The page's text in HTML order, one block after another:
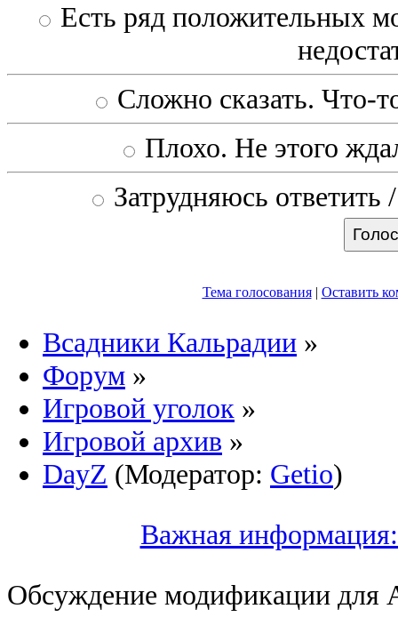
Есть ряд положительных
Сложно сказать. Что-
Плохо. Не этого
Затрудняюсь
Тема голосования| Оставить
Всадники Кальрадии »
Форум »
Игровой уголок »
Игровой архив »
DayZ (Модератор: Getio)
Важная
Обсуждение модификации для